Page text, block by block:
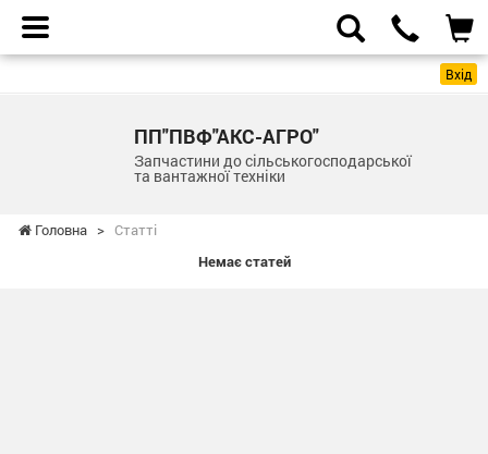
Вхід
ПП"ПВФ"АКС-АГРО"
Запчастини до сільськогосподарської
та вантажної техніки
Головна > Статті
Немає статей